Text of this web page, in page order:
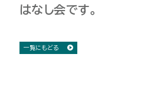
はなし会です。
一覧にもどる